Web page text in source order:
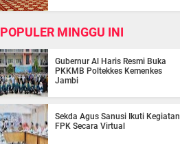
POPULER MINGGU INI
Gubernur Al Haris Resmi Buka
PKKMB Poltekkes Kemenkes
Jambi
Sekda Agus Sanusi Ikuti Kegiatan
FPK Secara Virtual